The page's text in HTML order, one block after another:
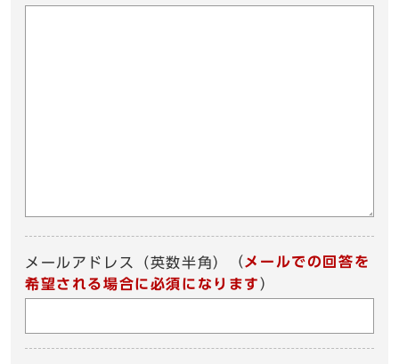
メールアドレス（英数半角） （ メールでの回答を
希望される場合に必須になります ）